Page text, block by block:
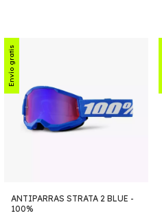
Envío gratis
ANTIPARRAS STRATA 2 BLUE -
100%